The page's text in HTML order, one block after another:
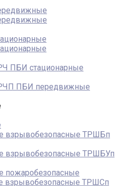
ПБИ стационарные
ПБИ передвижные
взрывобезопасные ТРШБп
взрывобезопасные ТРШБУп
пожаробезопасные
взрывобезопасные ТРШСп